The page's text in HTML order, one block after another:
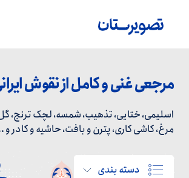
مرجعی غنی و کامل از نقوش
اسلیمی، ختایی، تذهیب، شمسه، لچک ترنج،
مرغ، کاشی کاری، پترن و بافت، حاشیه و کادر و
دسته بندی